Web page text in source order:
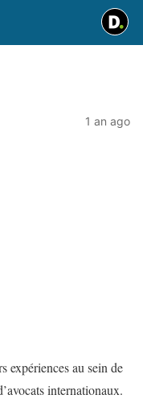
1 an ago
expériences au sein de
internationaux.